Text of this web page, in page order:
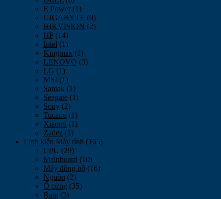
E Power (1)
GIGABYTE (0)
HIKVISION (2)
HP (14)
Intel (1)
Kingmax (1)
LENOVO (3)
LG (1)
MSI (1)
Santak (1)
Seagate (1)
Sony (2)
Tucano (1)
Xiaomi (1)
Zadez (1)
Linh kiện Máy tính (165)
CPU (29)
Mainboard (10)
Máy đồng bộ (16)
Nguồn (2)
Ổ cứng (35)
Ram (3)